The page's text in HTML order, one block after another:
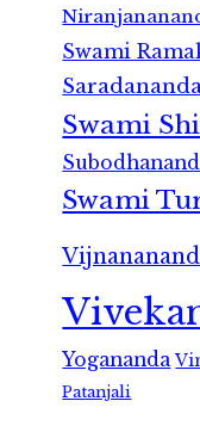
Swami
Swami
Swami
Yogananda
Patanjali